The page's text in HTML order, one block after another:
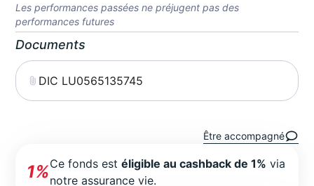
Les performances passées ne préjugent pas des
performances futures
Documents
DIC LU0565135745
Être accompagné
1%Ce fonds estéligible au cashback de 1% via
notre assurance vie.